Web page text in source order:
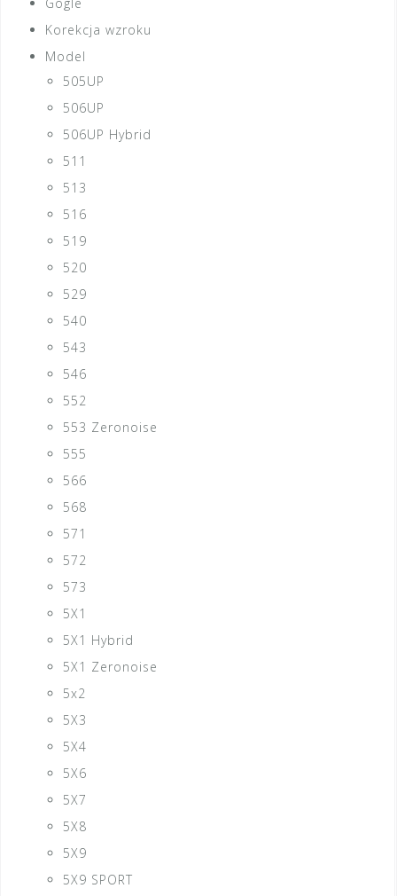
Korekcja wzroku
Model
505UP
506UP
506UP Hybrid
511
513
516
519
520
529
540
543
546
552
553 Zeronoise
555
566
568
571
572
573
5X1
5X1 Hybrid
5X1 Zeronoise
5x2
5X3
5X4
5X6
5X7
5X8
5X9
5X9 SPORT